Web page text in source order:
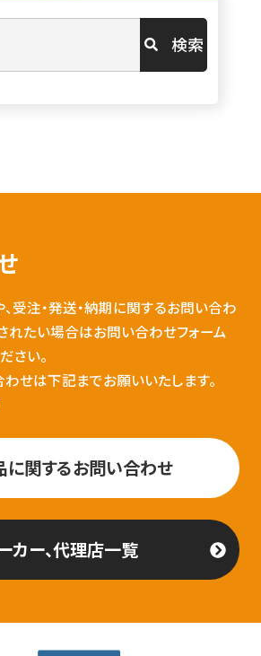
検索
受注・発送・納期に関するお問い合わ
れたい場合はお問い合わせフォーム
さい。
せは下記までお願いいたします。
に関するお問い合わせ
カー、代理店一覧